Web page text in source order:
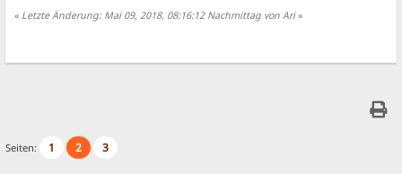
« Letzte Änderung: Mai 09, 2018, 08:16:12 Nachmittag von Ari»
Seiten: 1 2 3